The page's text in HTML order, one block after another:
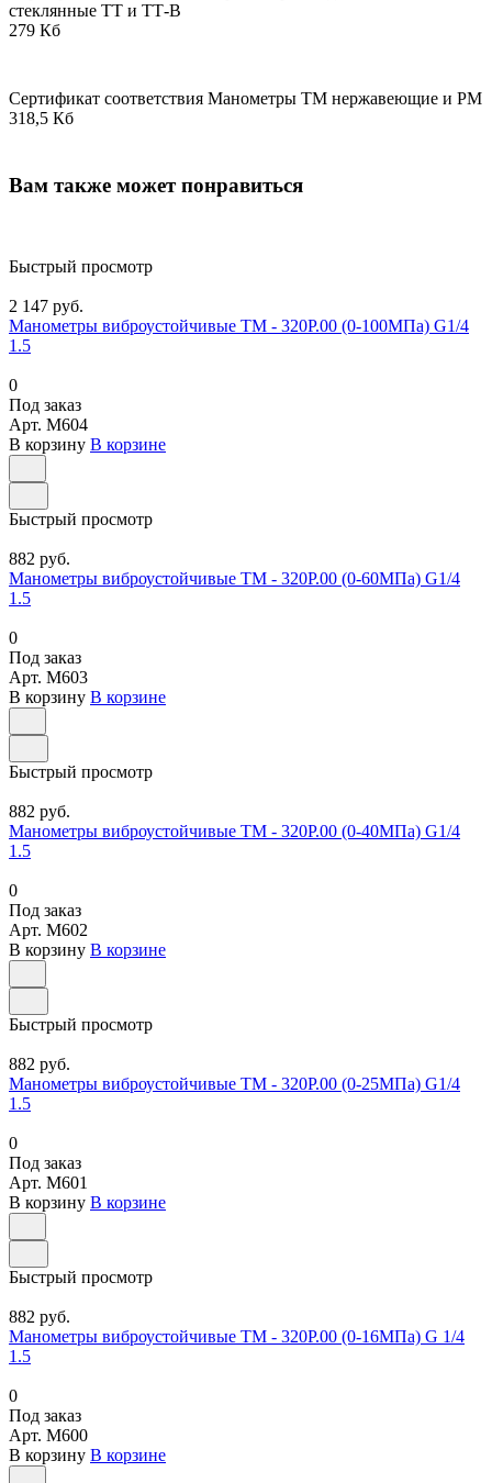
стеклянные ТТ и ТТ-В
279 Кб
Сертификат соответствия Манометры ТМ нержавеющие и РМ
318,5 Кб
Вам также может понравиться
Быстрый просмотр
2 147 руб.
Манометры виброустойчивые ТМ - 320Р.00 (0-100МПа) G1/4
1.5
0
Под заказ
Арт. M604
В корзину В корзине
Быстрый просмотр
882 руб.
Манометры виброустойчивые ТМ - 320Р.00 (0-60МПа) G1/4
1.5
0
Под заказ
Арт. M603
В корзину В корзине
Быстрый просмотр
882 руб.
Манометры виброустойчивые ТМ - 320Р.00 (0-40МПа) G1/4
1.5
0
Под заказ
Арт. M602
В корзину В корзине
Быстрый просмотр
882 руб.
Манометры виброустойчивые ТМ - 320Р.00 (0-25МПа) G1/4
1.5
0
Под заказ
Арт. M601
В корзину В корзине
Быстрый просмотр
882 руб.
Манометры виброустойчивые ТМ - 320Р.00 (0-16МПа) G 1/4
1.5
0
Под заказ
Арт. M600
В корзину В корзине